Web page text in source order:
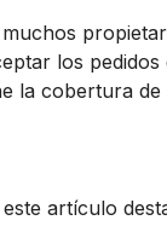
los pedidos
la cobertura
artículo